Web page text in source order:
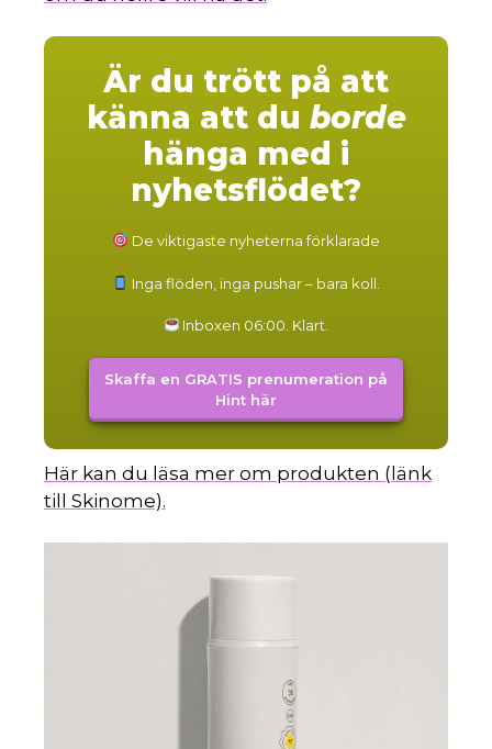
Är du trött på att
känna att du borde
hänga med i
nyhetsflödet?
De viktigaste nyheterna förklarade
Inga flöden, inga pushar – bara koll.
Inboxen 06:00. Klart.
Skaffa en GRATIS prenumeration på
Hint här
Här kan du läsa mer om produkten (länk
till Skinome).